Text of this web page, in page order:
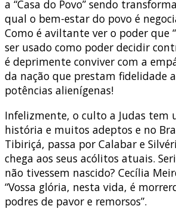
a “Casa do Povo” sendo
qual o bem-estar do povo é
Como é aviltante ver o poder que
ser usado como poder decidir
é deprimente conviver com a
da nação que prestam fidelidade
potências alienígenas!
Infelizmente, o culto a Judas tem
história e muitos adeptos e no
Tibiriçá, passa por Calabar e
chega aos seus acólitos atuais.
não tivessem nascido? Cecília
“Vossa glória, nesta vida, é
podres de pavor e remorsos”.